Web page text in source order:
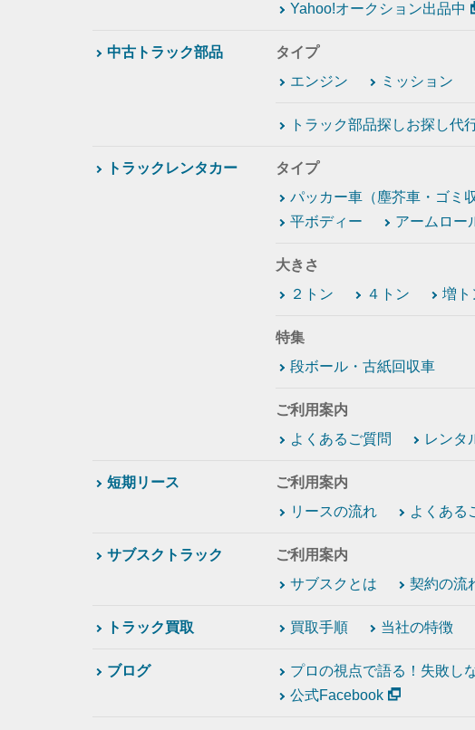
Yahoo!オークション出品中
中古トラック部品
タイプ
エンジン
ミッション
トラック部品探しお探し代
トラックレンタカー
タイプ
パッカー車（塵芥車・ゴミ
平ボディー
アームロー
大きさ
２トン
４トン 増ト
特集
段ボール・古紙回収車
ご利用案内
よくあるご質問
レンタ
短期リース
ご利用案内
リースの流れ
よくある
サブスクトラック
ご利用案内
サブスクとは
契約の流
トラック買取 買取手順 当社の特徴
ブログ プロの視点で語る！失敗し
公式Facebook